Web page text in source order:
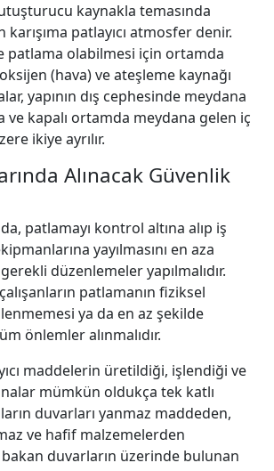
kaynakla temasında
patlayıcı atmosfer denir.
patlama olabilmesi için ortamda
(hava) ve ateşleme kaynağı
yapının dış cephesinde meydana
ve kapalı ortamda meydana gelen iç
ikiye ayrılır.
Alınacak Güvenlik
patlamayı kontrol altına alıp iş
yayılmasını en aza
düzenlemeler yapılmalıdır.
patlamanın fiziksel
ya da en az şekilde
önlemler alınmalıdır.
maddelerin üretildiği, işlendiği ve
mümkün oldukça tek katlı
duvarları yanmaz maddeden,
ve hafif malzemelerden
bakan duvarların üzerinde bulunan